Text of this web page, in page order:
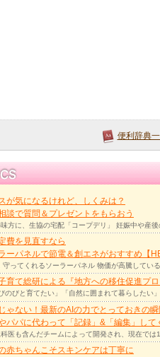
便利辞典
が気になるけれど、しくみは？
談で質問＆プレゼントをもらおう
方に、生協の宅配「コープデリ」 妊娠中や産
費を見直すなら
ーパネルで節電＆創エネがおすすめ【
守ってくれるソーラーパネル 物価が高騰してい
育て総研による『地方への移住促進プロ
のびと育てたい」「自然に囲まれて暮らしたい
ゃない！最新のAIの力でとっておきの
パパに代わって「記録」&「編集」して
医も含んだチームによって開発され、現在で
赤ちゃんこそスキンケアは丁寧に